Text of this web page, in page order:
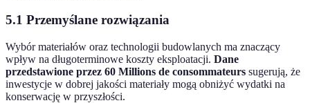
5.1 Przemyślane rozwiązania
Wybór materiałów oraz technologii budowlanych ma znaczący
wpływ na długoterminowe koszty eksploatacji. Dane
przedstawione przez 60 Millions de consommateurs sugerują, że
inwestycje w dobrej jakości materiały mogą obniżyć wydatki na
konserwację w przyszłości.